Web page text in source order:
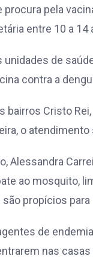
procura pela
entre 10 a 14
unidades de
contra a
bairros Cristo
o
Alessandra
ao mosquito,
propícios
de
nas